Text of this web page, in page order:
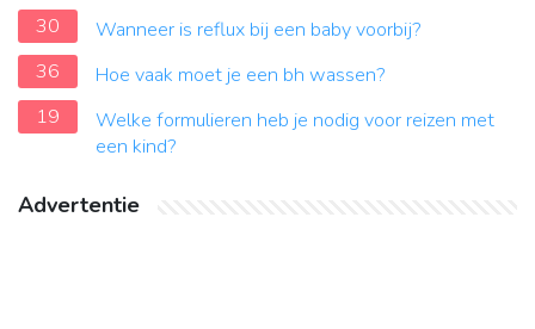
30
Wanneer is reflux bij een baby voorbij?
36
Hoe vaak moet je een bh wassen?
19
Welke formulieren heb je nodig voor reizen met
een kind?
Advertentie